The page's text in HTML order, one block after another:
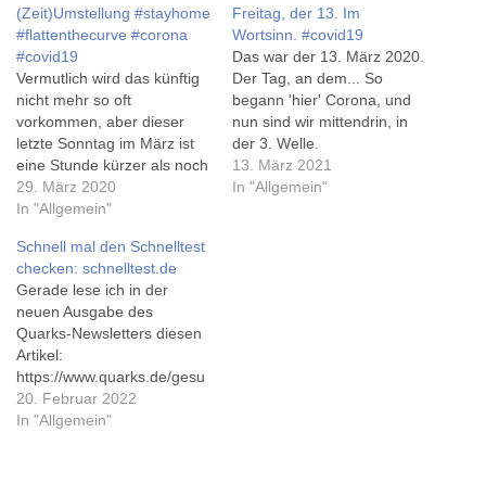
(Zeit)Umstellung #stayhome
#flattenthecurve #corona
#covid19
Vermutlich wird das künftig
nicht mehr so oft
vorkommen, aber dieser
letzte Sonntag im März ist
eine Stunde kürzer als noch
der gestrige Samstag. Ab
heute gilt wieder
sich in den vergangenen
zwei Wochen noch viel
mehr umgestellt, nämlich
eigentlich nicht weniger als
die ganze Welt. Am…
29. März 2020
In "Allgemein"
Freitag, der 13. Im
Wortsinn. #covid19
Das war der 13. März 2020.
Der Tag, an dem... So
begann 'hier' Corona, und
nun sind wir mittendrin, in
der 3. Welle.
13. März 2021
In "Allgemein"
Schnell mal den Schnelltest
checken: schnelltest.de
Gerade lese ich in der
neuen Ausgabe des
Quarks-Newsletters diesen
Artikel:
https://www.quarks.de/gesu
ndheit/medizin/corona-test-
wie-funktioniert-der-test/...
20. Februar 2022
In "Allgemein"